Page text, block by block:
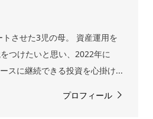
させた3児の母。 資産運用を
つけたいと思い、2022年に
スに継続できる投資を心掛け...
プロフィール